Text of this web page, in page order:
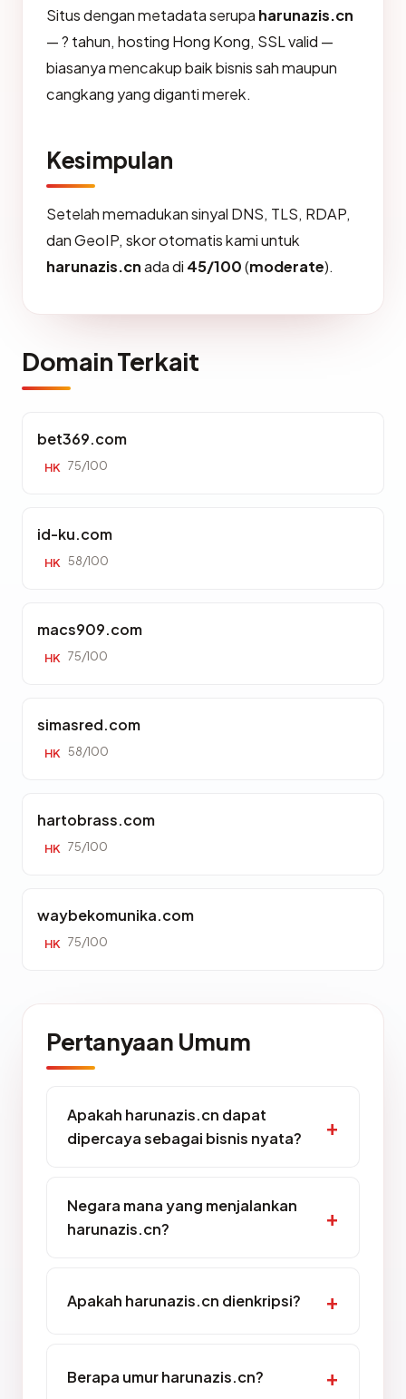
Situs dengan metadata serupa harunazis.cn
— ? tahun, hosting Hong Kong, SSL valid —
biasanya mencakup baik bisnis sah maupun
cangkang yang diganti merek.
Kesimpulan
Setelah memadukan sinyal DNS, TLS, RDAP,
dan GeoIP, skor otomatis kami untuk
harunazis.cnada di 45/100(moderate).
Domain Terkait
bet369.com
HK 75/100
id-ku.com
HK 58/100
macs909.com
HK 75/100
simasred.com
HK 58/100
hartobrass.com
HK 75/100
waybekomunika.com
HK 75/100
Pertanyaan Umum
Apakah harunazis.cn dapat
dipercaya sebagai bisnis nyata?
Negara mana yang menjalankan
harunazis.cn?
Apakah harunazis.cn dienkripsi?
Berapa umur harunazis.cn?